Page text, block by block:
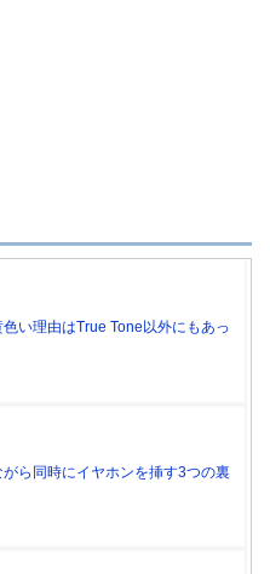
い理由はTrue Tone以外にもあっ
ら同時にイヤホンを挿す3つの裏